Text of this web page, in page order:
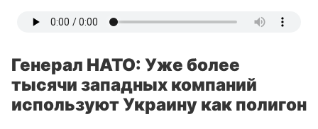
Генерал НАТО: Уже более
тысячи западных компаний
используют Украину как полигон